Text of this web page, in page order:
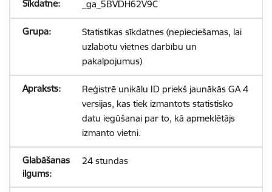
_ga_5BVDH62V9C
Statistikas sīkdatnes (nepieciešamas, lai
uzlabotu vietnes darbību un
pakalpojumus)
Reģistrē unikālu ID priekš jaunākās GA 4
versijas, kas tiek izmantots statistisko
datu iegūšanai par to, kā apmeklētājs
izmanto vietni.
24 stundas